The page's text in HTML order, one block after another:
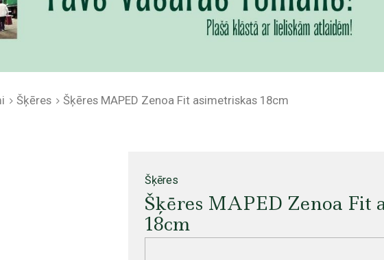
Šķēres Šķēres MAPED Zenoa Fit asimetriskas 18cm
Šķēres
Šķēres MAPED Zenoa Fit
18cm